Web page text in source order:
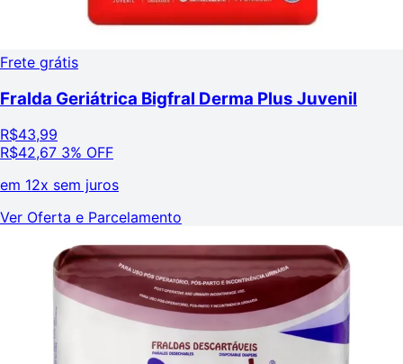
Frete grátis
Fralda Geriátrica Bigfral Derma Plus Juvenil
R$43,99
R$42,67 3% OFF
em 12x sem juros
Ver Oferta e Parcelamento